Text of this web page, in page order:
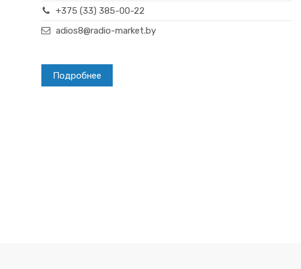
+375 (33) 385-00-22
adios8@radio-market.by
Подробнее